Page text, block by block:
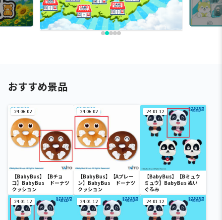
おすすめ景品
24.06.02
【BabyBus】【Bチョ
コ】BabyBus ドーナツ
クッション
24.06.02
【BabyBus】【Aプレー
ン】BabyBus ドーナツ
クッション
24.01.12
【BabyBus】【Bミュウ
ミュウ】BabyBus ぬい
ぐるみ
24.01.12 24.01.12 24.01.12